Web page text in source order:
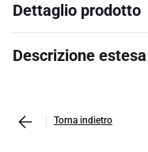
Dettaglio prodotto
Descrizione estesa
Torna indietro